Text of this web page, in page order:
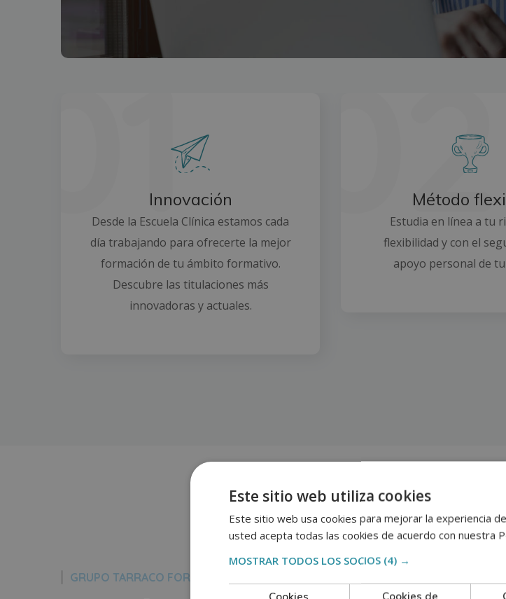
Innovación
Desde la Escuela Clínica estamos cada
día trabajando para ofrecerte la mejor
formación de tu ámbito formativo.
Descubre las titulaciones más
innovadoras y actuales.
Método
Estudia en línea a tu
flexibilidad y con el
apoyo personal de
GRUPO TARRACO FORMACIÓN
Este sitio web utiliza cookies
Este sitio web usa cookies para mejorar la experiencia
usted acepta todas las cookies de acuerdo con nuestra
MOSTRAR TODOS LOS SOCIOS (4) →
Cookies
Cookies de